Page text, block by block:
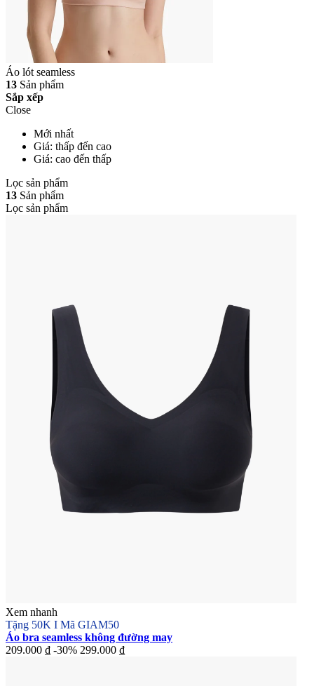
Áo lót seamless
13 Sản phẩm
Sắp xếp
Close
Mới nhất
Giá: thấp đến cao
Giá: cao đến thấp
Lọc sản phẩm
13 Sản phẩm
Lọc sản phẩm
Xem nhanh
Tặng 50K I Mã GIAM50
Áo bra seamless không đường may
209.000 ₫ -30% 299.000 ₫